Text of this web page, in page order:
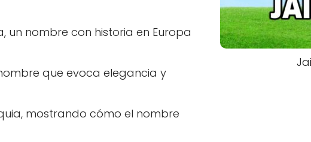
un nombre con historia en Europa
que evoca elegancia y
mostrando cómo el nombre